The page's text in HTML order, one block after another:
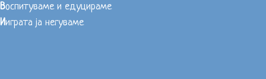
Воспитуваме и едуцираме
Ииграта ја негуваме